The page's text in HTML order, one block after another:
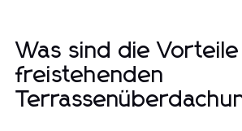
Was sind die
freistehenden